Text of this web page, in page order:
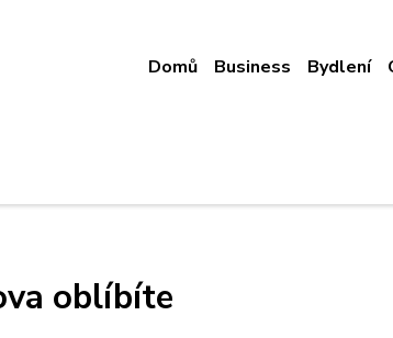
Domů Business Bydlení
oblíbíte